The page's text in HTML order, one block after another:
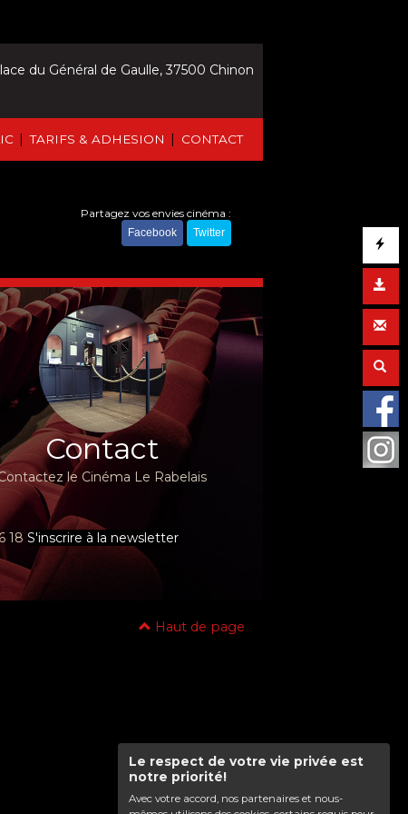
Le respect de votre vie privée est
notre priorité!
Avec votre accord, nos partenaires et nous-
| TARIFS & ADHESION | CONTACT
du Général de Gaulle, 37500 Chinon
Partagez vos envies cinéma :
Facebook Twitter
Contact
le Cinéma Le Rabelais
18 S'inscrire à la newsletter
Haut de page